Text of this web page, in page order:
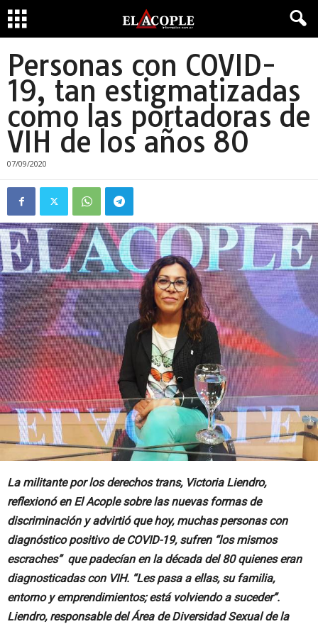
Personas con COVID-
19, tan estigmatizadas
como las portadoras de
VIH de los años 80
07/09/2020
La militante por los derechos trans, Victoria Liendro,
reflexionó en El Acople sobre las nuevas formas de
discriminación y advirtió que hoy, muchas personas con
diagnóstico positivo de COVID-19, sufren “los mismos
escraches” que padecían en la década del 80 quienes eran
diagnosticadas con VIH. “Les pasa a ellas, su familia,
entorno y emprendimientos; está volviendo a suceder”.
Liendro, responsable del Área de Diversidad Sexual de la